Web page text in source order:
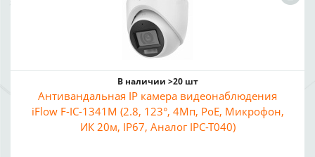
В наличии >20 шт
Антивандальная IP камера видеонаблюдения
iFlow F-IC-1341M (2.8, 123°, 4Мп, PoE, Микрофон,
ИК 20м, IP67, Аналог IPC-T040)